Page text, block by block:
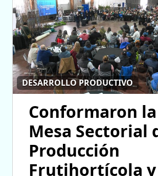
DESARROLLO PRODUCTIVO
Conformaron la
Mesa Sectorial
Producción
Frutihortícola y